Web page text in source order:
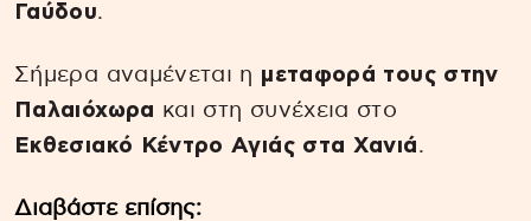
Γαύδου.
Σήμερα αναμένεται η μεταφορά τους στην
Παλαιόχωρα και στη συνέχεια στο
Εκθεσιακό Κέντρο Αγιάς στα Χανιά.
Διαβάστε επίσης: